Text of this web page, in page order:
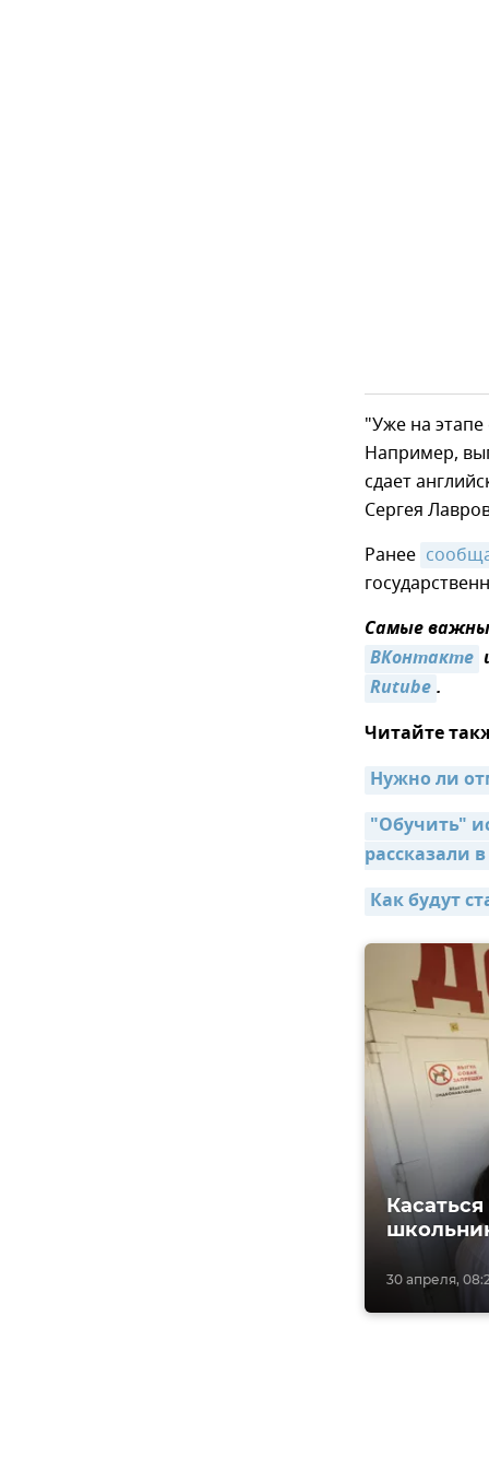
"Уже на
Например,
сдает
Сергея
Ранее
Самые
ВКонтакте
Rutube.
Читайте
Нужно ли
"Обучить"
рассказали
Как будут
30 апреля,